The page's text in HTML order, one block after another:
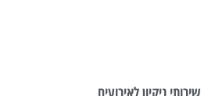
שירותי ניקיון לאירועים